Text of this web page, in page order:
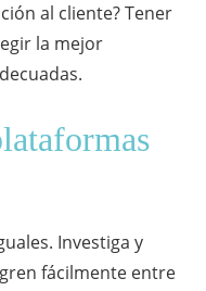
al cliente? Tener
la mejor
Investiga y
fácilmente entre